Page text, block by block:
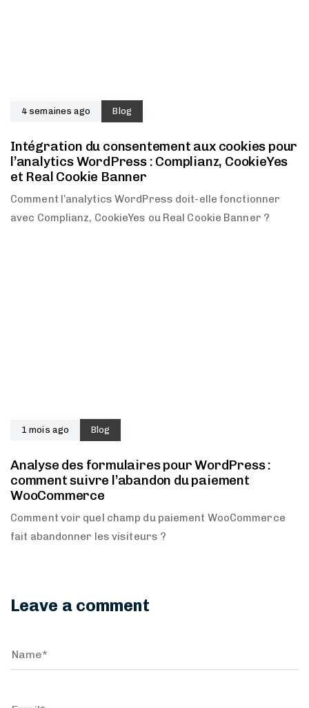
4 semaines ago Blog
Intégration du consentement aux cookies pour
l’analytics WordPress : Complianz, CookieYes
et Real Cookie Banner
Comment l’analytics WordPress doit-elle fonctionner
avec Complianz, CookieYes ou Real Cookie Banner ?
1 mois ago Blog
Analyse des formulaires pour WordPress :
comment suivre l’abandon du paiement
WooCommerce
Comment voir quel champ du paiement WooCommerce
fait abandonner les visiteurs ?
Leave a comment